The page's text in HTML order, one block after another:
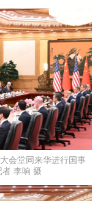
会堂同来华进行国事
者 李响 摄